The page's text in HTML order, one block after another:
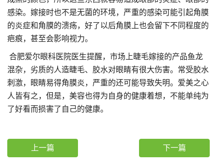
感染。嫁接时也不是无菌的环境，严重的感染可能引起角膜
的炎症和角膜的溃疡，好了以后角膜上也会留下不同程度的
疤痕，甚至会影响视力。
合肥爱尔眼科医院医生提醒，市场上睫毛嫁接的产品鱼龙
混杂，劣质的人造睫毛、胶水对眼睛有很大伤害。常受胶水
刺激，眼睛易得角膜炎，严重的还可能导致失明。爱美之心
人皆有之，但是，美容也得为自身的健康着想，不能单纯为
了好看而损害了自己的健康。
上一篇 下一篇